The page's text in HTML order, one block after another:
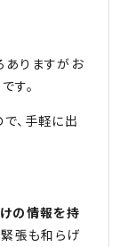
ありますがお
す。
、手軽に出
の情報を持
張も和らげ